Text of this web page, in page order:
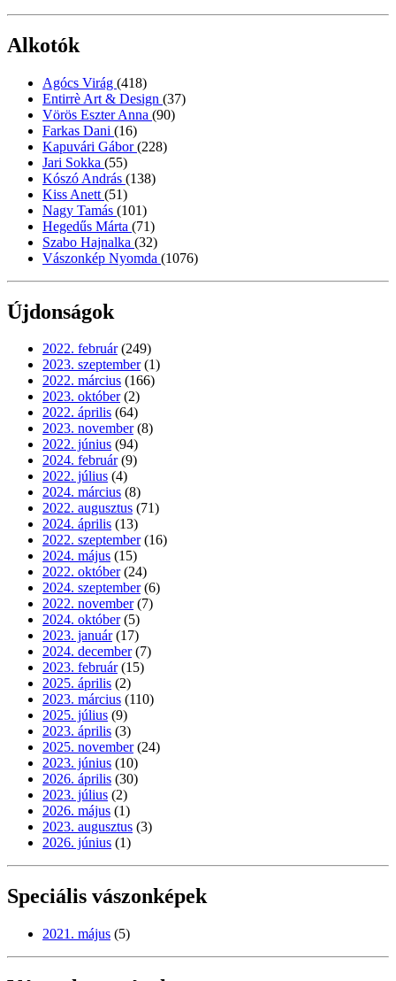
Alkotók
Agócs Virág (418)
Entirrè Art & Design (37)
Vörös Eszter Anna (90)
Farkas Dani (16)
Kapuvári Gábor(228)
Jari Sokka (55)
Kószó András (138)
Kiss Anett (51)
Nagy Tamás (101)
Hegedűs Márta (71)
Szabo Hajnalka (32)
Vászonkép Nyomda (1076)
Újdonságok
2022. február (249)
2023. szeptember (1)
2022. március (166)
2023. október (2)
2022. április (64)
2023. november (8)
2022. június (94)
2024. február (9)
2022. július (4)
2024. március (8)
2022. augusztus (71)
2024. április (13)
2022. szeptember (16)
2024. május (15)
2022. október (24)
2024. szeptember (6)
2022. november (7)
2024. október (5)
2023. január (17)
2024. december (7)
2023. február (15)
2025. április (2)
2023. március (110)
2025. július (9)
2023. április (3)
2025. november (24)
2023. június (10)
2026. április (30)
2023. július (2)
2026. május (1)
2023. augusztus (3)
2026. június (1)
Speciális vászonképek
2021. május (5)